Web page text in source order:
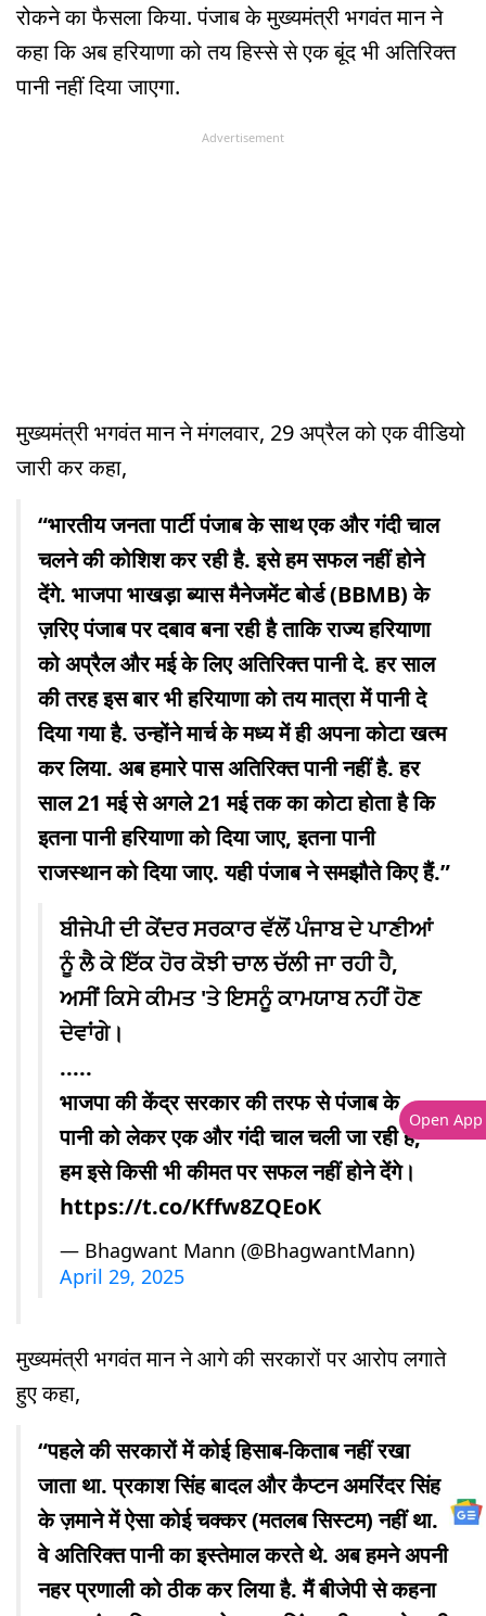
रोकने का फैसला किया. पंजाब के मुख्यमंत्री भगवंत मान ने
कहा कि अब हरियाणा को तय हिस्से से एक बूंद भी अतिरिक्त
पानी नहीं दिया जाएगा.
Advertisement
मुख्यमंत्री भगवंत मान ने मंगलवार, 29 अप्रैल को एक वीडियो
जारी कर कहा,
“भारतीय जनता पार्टी पंजाब के साथ एक और गंदी चाल
चलने की कोशिश कर रही है. इसे हम सफल नहीं होने
देंगे. भाजपा भाखड़ा ब्यास मैनेजमेंट बोर्ड (BBMB) के
ज़रिए पंजाब पर दबाव बना रही है ताकि राज्य हरियाणा
को अप्रैल और मई के लिए अतिरिक्त पानी दे. हर साल
की तरह इस बार भी हरियाणा को तय मात्रा में पानी दे
दिया गया है. उन्होंने मार्च के मध्य में ही अपना कोटा खत्म
कर लिया. अब हमारे पास अतिरिक्त पानी नहीं है. हर
साल 21 मई से अगले 21 मई तक का कोटा होता है कि
इतना पानी हरियाणा को दिया जाए, इतना पानी
राजस्थान को दिया जाए. यही पंजाब ने समझौते किए हैं.”
ਬੀਜੇਪੀ ਦੀ ਕੇਂਦਰ ਸਰਕਾਰ ਵੱਲੋਂ ਪੰਜਾਬ ਦੇ ਪਾਣੀਆਂ
ਨੂੰ ਲੈ ਕੇ ਇੱਕ ਹੋਰ ਕੋਝੀ ਚਾਲ ਚੱਲੀ ਜਾ ਰਹੀ ਹੈ,
ਅਸੀਂ ਕਿਸੇ ਕੀਮਤ 'ਤੇ ਇਸਨੂੰ ਕਾਮਯਾਬ ਨਹੀਂ ਹੋਣ
ਦੇਵਾਂਗੇ।
.....
भाजपा की केंद्र सरकार की तरफ से पंजाब के
पानी को लेकर एक और गंदी चाल चली जा रही है,
हम इसे किसी भी कीमत पर सफल नहीं होने देंगे।
https://t.co/Kffw8ZQEoK
— Bhagwant Mann (@BhagwantMann)
April 29, 2025
मुख्यमंत्री भगवंत मान ने आगे की सरकारों पर आरोप लगाते
हुए कहा,
“पहले की सरकारों में कोई हिसाब-किताब नहीं रखा
जाता था. प्रकाश सिंह बादल और कैप्टन अमरिंदर सिंह
के ज़माने में ऐसा कोई चक्कर (मतलब सिस्टम) नहीं था.
वे अतिरिक्त पानी का इस्तेमाल करते थे. अब हमने अपनी
नहर प्रणाली को ठीक कर लिया है. मैं बीजेपी से कहना
Open App